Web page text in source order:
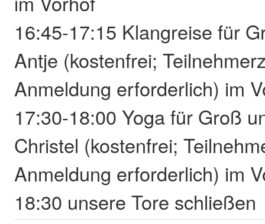
16:45-17:15 Klangreise für
Antje (kostenfrei;
Anmeldung erforderlich) im
17:30-18:00 Yoga für Groß
Christel (kostenfrei;
Anmeldung erforderlich) im
18:30 unsere Tore schließen